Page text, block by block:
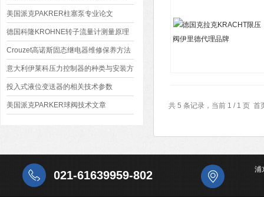
项
美国派克PAKRER柱塞泵专业论文
德国科隆KROHNE转子流量计测量原理
Crouzet高诺斯固态继电器维修保养方法
意大利伊莱科压力控制器的种类与安装方
法和应用
投入式液位变送器的相关技术参数
美国派克PARKER球阀技术文章 共 5 条记录，当前 1 / 1 页
021-61639959-802 浦